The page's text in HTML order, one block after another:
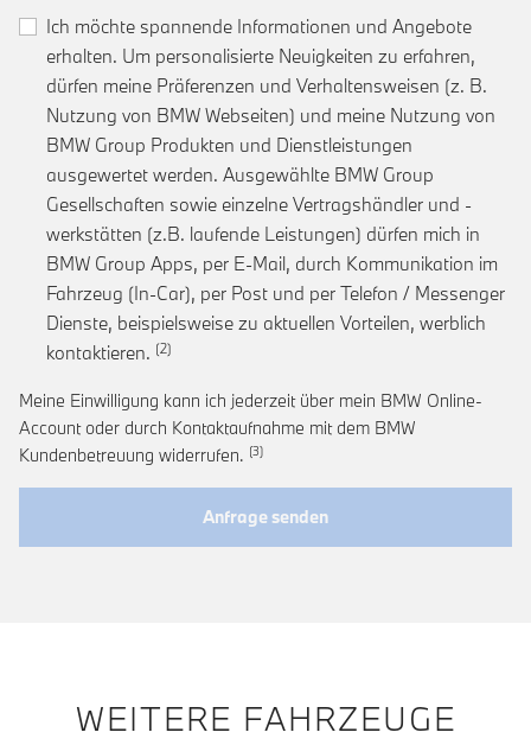
Ich möchte spannende Informationen und Angebote
erhalten. Um personalisierte Neuigkeiten zu erfahren,
dürfen meine Präferenzen und Verhaltensweisen (z. B.
Nutzung von BMW Webseiten) und meine Nutzung von
BMW Group Produkten und Dienstleistungen
ausgewertet werden. Ausgewählte BMW Group
Gesellschaften sowie einzelne Vertragshändler und -
werkstätten (z.B. laufende Leistungen) dürfen mich in
BMW Group Apps, per E-Mail, durch Kommunikation im
Fahrzeug (In-Car), per Post und per Telefon / Messenger
Dienste, beispielsweise zu aktuellen Vorteilen, werblich
kontaktieren. Link zur Fußnote: Einwilligung zur
Meine Einwilligung kann ich jederzeit über mein BMW Online-
Account oder durch Kontaktaufnahme mit dem BMW
Kundenbetreuung widerrufen. Link zur Fußnote: Widerruf der
Anfrage senden
WEITERE FAHRZEUGE